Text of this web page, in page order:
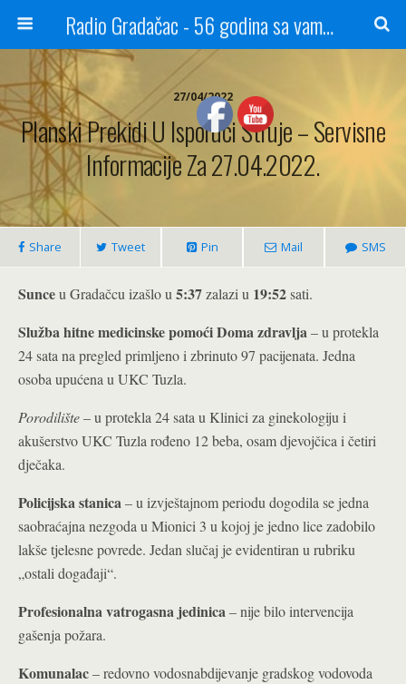
Radio Gradačac - 56 godina sa vama...
27/04/2022
Planski Prekidi U Isporuci Struje – Servisne
Informacije Za 27.04.2022.
Share Tweet Pin Mail SMS
Sunceu Gradačcu izašlo u 5:37zalazi u 19:52sati.
Služba hitne medicinske pomoći Doma zdravlja– u protekla
24 sata na pregled primljeno i zbrinuto 97 pacijenata. Jedna
osoba upućena u UKC Tuzla.
Porodilište– u protekla 24 sata u Klinici za ginekologiju i
akušerstvo UKC Tuzla rođeno 12 beba, osam djevojčica i četiri
dječaka.
Policijska stanica– u izvještajnom periodu dogodila se jedna
saobraćajna nezgoda u Mionici 3 u kojoj je jedno lice zadobilo
lakše tjelesne povrede. Jedan slučaj je evidentiran u rubriku
„ostali događaji“.
Profesionalna vatrogasna jedinica– nije bilo intervencija
gašenja požara.
Komunalac– redovno vodosnabdijevanje gradskog vodovoda